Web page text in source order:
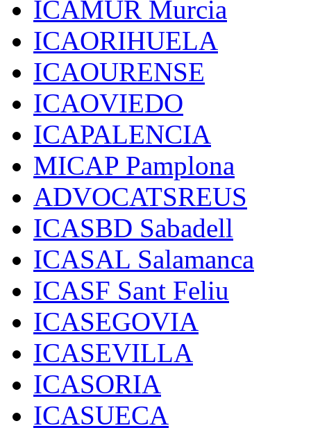
ICAMUR Murcia
ICAORIHUELA
ICAOURENSE
ICAOVIEDO
ICAPALENCIA
MICAP Pamplona
ADVOCATSREUS
ICASBD Sabadell
ICASAL Salamanca
ICASF Sant Feliu
ICASEGOVIA
ICASEVILLA
ICASORIA
ICASUECA